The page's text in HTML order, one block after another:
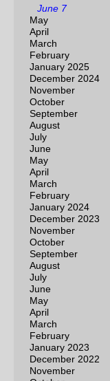
June 7
May
April
March
February
January 2025
December 2024
November
October
September
August
July
June
May
April
March
February
January 2024
December 2023
November
October
September
August
July
June
May
April
March
February
January 2023
December 2022
November